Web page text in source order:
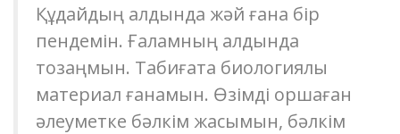
Құдайдың алдында жәй ғана бір
пендемін. Ғаламның алдында
тозаңмын. Табиғатқа биологиялық
материал ғанамын. Өзімді қоршаған
әлеуметке бәлкім жақсымын, бәлкім